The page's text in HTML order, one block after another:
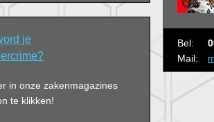
je
in onze zakenmagazines
te klikken!
Bel:
Mail: